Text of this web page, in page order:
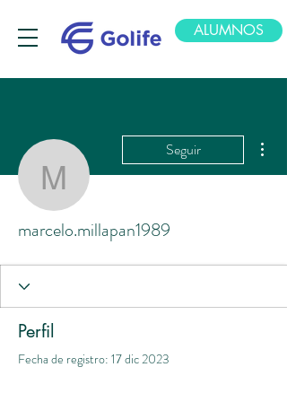
ALUMNOS
Seguir
marcelo.millapan1989
Perfil
Fecha de registro: 17 dic 2023